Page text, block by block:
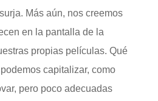
Más aún, nos creemos
en la pantalla de la
propias películas. Qué
capitalizar, como
pero poco adecuadas